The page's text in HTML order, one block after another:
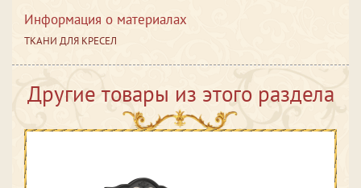
Информация о материалах
ТКАНИ ДЛЯ КРЕСЕЛ
Другие товары из этого раздела